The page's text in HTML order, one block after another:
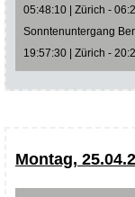
05:48:10 | Zürich -
Sonntenuntergang
19:57:30 | Zürich -
Montag,